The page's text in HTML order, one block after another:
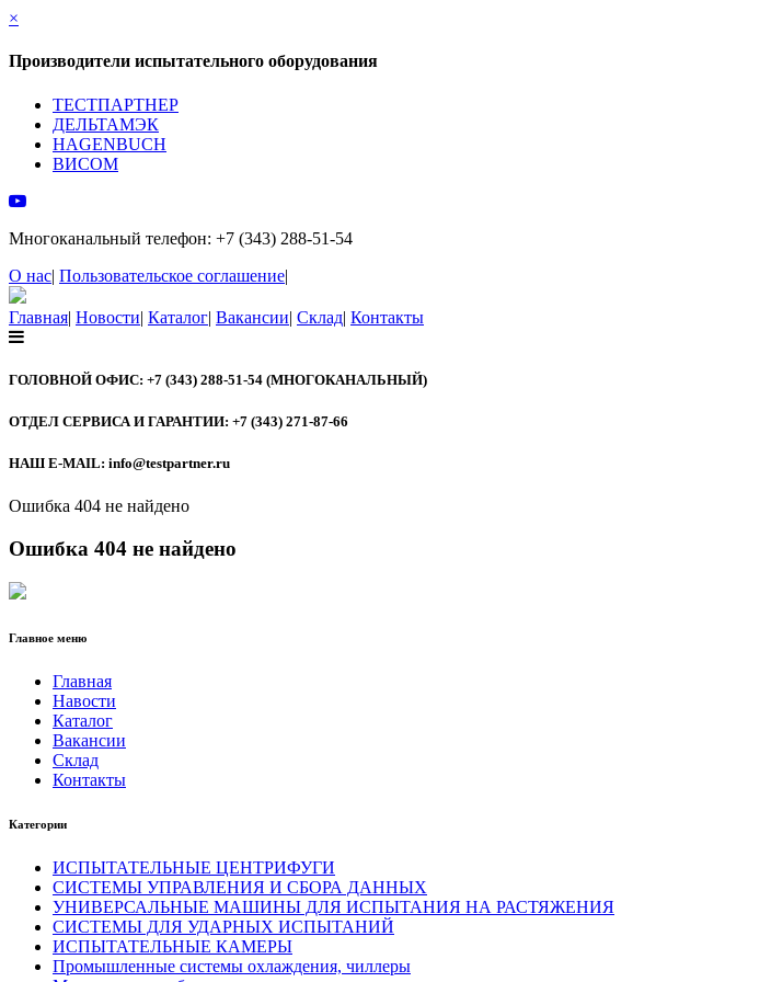
×
Производители испытательного оборудования
ТЕСТПАРТНЕР
ДЕЛЬТАМЭК
HAGENBUCH
ВИСОМ
Многоканальный телефон: +7 (343) 288-51-54
О нас| Пользовательское соглашение|
Главная| Новости| Каталог| Вакансии| Склад| Контакты
ГОЛОВНОЙ ОФИС: +7 (343) 288-51-54 (МНОГОКАНАЛЬНЫЙ)
ОТДЕЛ СЕРВИСА И ГАРАНТИИ: +7 (343) 271-87-66
НАШ E-MAIL: info@testpartner.ru
Ошибка 404 не найдено
Ошибка 404 не найдено
Главное меню
Главная
Навости
Каталог
Вакансии
Склад
Контакты
Категории
ИСПЫТАТЕЛЬНЫЕ ЦЕНТРИФУГИ
СИСТЕМЫ УПРАВЛЕНИЯ И СБОРА ДАННЫХ
УНИВЕРСАЛЬНЫЕ МАШИНЫ ДЛЯ ИСПЫТАНИЯ НА РАСТЯЖЕНИЯ
СИСТЕМЫ ДЛЯ УДАРНЫХ ИСПЫТАНИЙ
ИСПЫТАТЕЛЬНЫЕ КАМЕРЫ
Промышленные системы охлаждения, чиллеры